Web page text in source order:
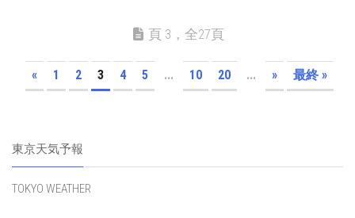
頁 3，全27頁
« 1 2 3 4 5 ... 10 20 ... » 最終 »
東京天気予報
TOKYO WEATHER